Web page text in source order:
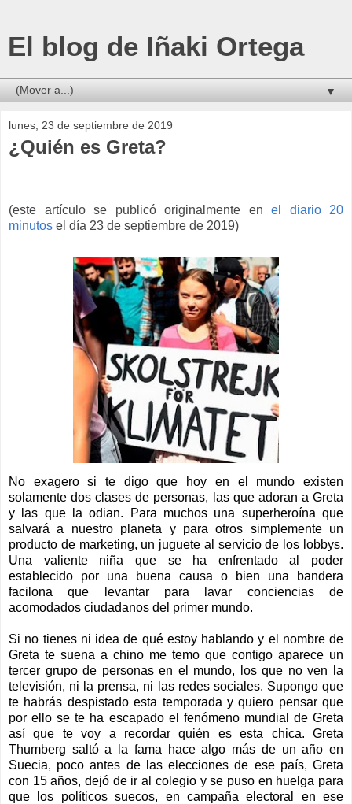
El blog de Iñaki Ortega
▼
lunes, 23 de septiembre de 2019
¿Quién es Greta?
(este artículo se publicó originalmente en el diario 20
minutos el día 23 de septiembre de 2019)
No exagero si te digo que hoy en el mundo existen
solamente dos clases de personas, las que adoran a Greta
y las que la odian. Para muchos una superheroína que
salvará a nuestro planeta y para otros simplemente un
producto de marketing, un juguete al servicio de los lobbys.
Una valiente niña que se ha enfrentado al poder
establecido por una buena causa o bien una bandera
facilona que levantar para lavar conciencias de
acomodados ciudadanos del primer mundo.
Si no tienes ni idea de qué estoy hablando y el nombre de
Greta te suena a chino me temo que contigo aparece un
tercer grupo de personas en el mundo, los que no ven la
televisión, ni la prensa, ni las redes sociales. Supongo que
te habrás despistado esta temporada y quiero pensar que
por ello se te ha escapado el fenómeno mundial de Greta
así que te voy a recordar quién es esta chica. Greta
Thumberg saltó a la fama hace algo más de un año en
Suecia, poco antes de las elecciones de ese país, Greta
con 15 años, dejó de ir al colegio y se puso en huelga para
que los políticos suecos, en campaña electoral en ese